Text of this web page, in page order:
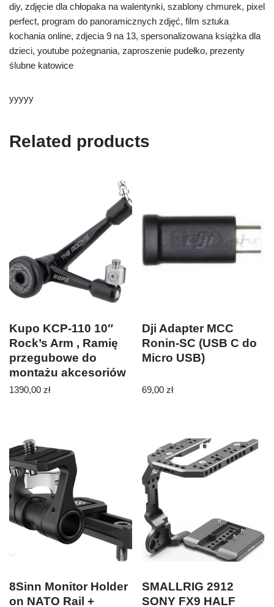
diy, zdjęcie dla chłopaka na walentynki, szablony chmurek, pixel
perfect, program do panoramicznych zdjęć, film sztuka
kochania online, zdjecia 9 na 13, spersonalizowana książka dla
dzieci, youtube pożegnania, zaproszenie pudełko, prezenty
ślubne katowice
yyyyy
Related products
Kupo KCP-110 10″
Rock’s Arm , Ramię
przegubowe do
montażu akcesoriów
udźwig 8kg
1390,00 zł
Dji Adapter MCC
Ronin-SC (USB C do
Micro USB)
69,00zł
8Sinn Monitor Holder
on NATO Rail +
SMALLRIG 2912
SONY FX9 HALF